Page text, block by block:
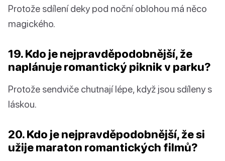
Protože sdílení deky pod noční oblohou má něco
magického.
19. Kdo je nejpravděpodobnější, že
naplánuje romantický piknik v parku?
Protože sendviče chutnají lépe, když jsou sdíleny s
láskou.
20. Kdo je nejpravděpodobnější, že si
užije maraton romantických filmů?